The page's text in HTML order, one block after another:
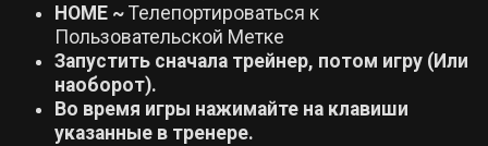
HOME ~ Телепортироваться к
Пользовательской Метке
Запустить сначала трейнер, потом игру (Или
наоборот).
Во время игры нажимайте на клавиши
указанные в тренере.